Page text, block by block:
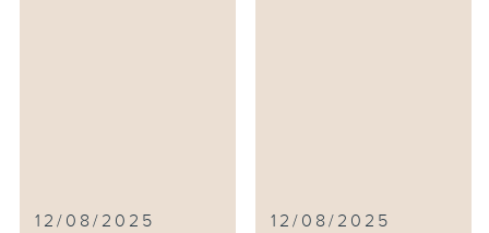
12/08/2025 12/08/2025